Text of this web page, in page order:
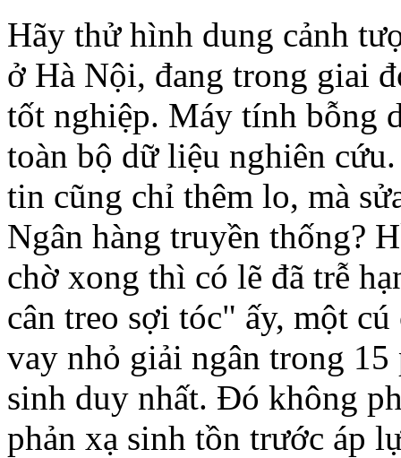
Hãy thử hình dung cảnh
ở Hà Nội, đang trong giai
tốt nghiệp. Máy tính bỗng
toàn bộ dữ liệu nghiên
tin cũng chỉ thêm lo, mà
Ngân hàng truyền thống?
chờ xong thì có lẽ đã trễ
cân treo sợi tóc" ấy, một
vay nhỏ giải ngân trong
sinh duy nhất. Đó không
phản xạ sinh tồn trước áp